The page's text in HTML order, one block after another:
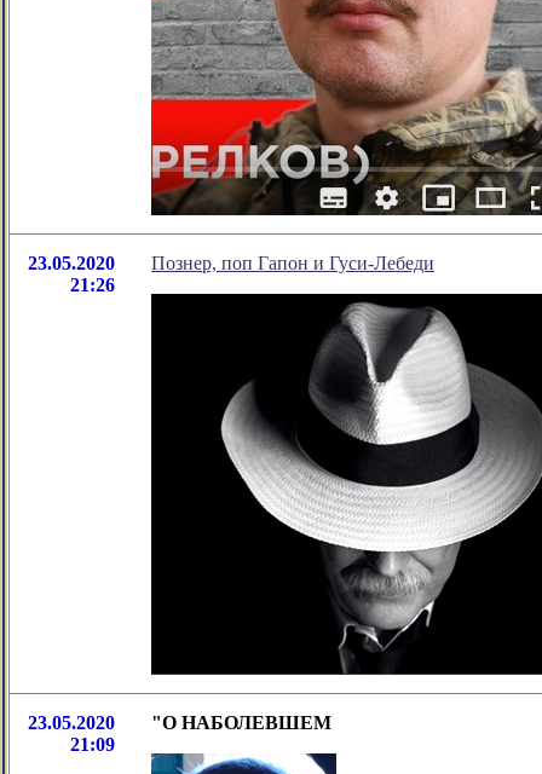
23.05.2020
21:26
Познер, поп Гапон и Гуси-Лебеди
23.05.2020
21:09
"О НАБОЛЕВШЕМ